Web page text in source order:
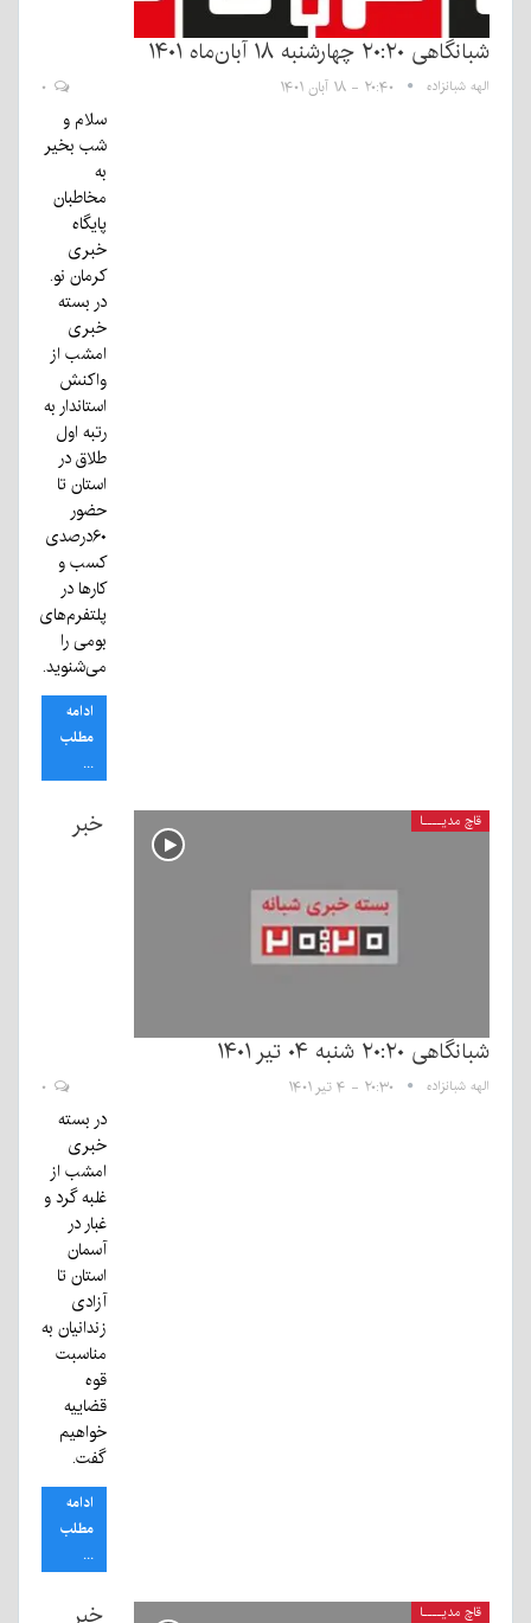
شبانگاهی ٢۰:٢٠ چهارشنبه ۱۸ آبان‌ماه ۱۴۰۱
الهه شبانزاده ۲۰:۴۰ - ۱۸ آبان ۱۴۰۱
سلام و
شب بخیر
به
مخاطبان
پایگاه
خبری
کرمان نو.
در بسته
خبری
امشب از
واکنش
استاندار به
رتبه اول
طلاق در
استان تا
حضور
۶۰درصدی
کسب و
کارها در
پلتفرم‌های
بومی را
می‌شنوید.
ادامه
مطلب
...
قاچ مدیــــا خبر
شبانگاهی ٢۰:٢٠ شنبه ٠۴ تیر ۱۴۰۱
الهه شبانزاده ۲۰:۳۰ - ۴ تیر ۱۴۰۱
در بسته
خبری
امشب از
غلبه گرد و
غبار در
آسمان
استان تا
آزادی
زندانیان به
مناسبت
قوه
قضاییه
خواهیم
گفت.
ادامه
مطلب
...
قاچ مدیــــا خبر